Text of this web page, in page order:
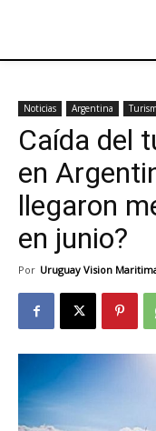
Noticias Argentina
Caída del
en
llegaron
en junio?
Por Uruguay Vision